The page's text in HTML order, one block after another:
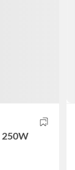
250W